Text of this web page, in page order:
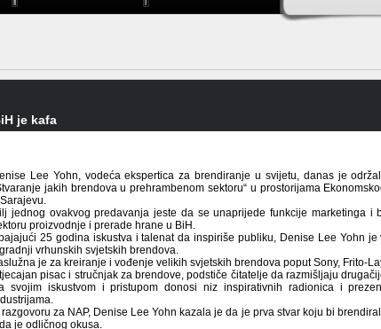
je kafa
Lee Yohn, vodeća ekspertica za brendiranje u svijetu, danas je
jakih brendova u prehrambenom sektoru“ u prostorijama
jednog ovakvog predavanja jeste da se unaprijede funkcije marketinga i
proizvodnje i prerade hrane u BiH.
25 godina iskustva i talenat da inspiriše publiku, Denise Lee Yohn je
vrhunskih svjetskih brendova.
je za kreiranje i vođenje velikih svjetskih brendova poput Sony, Frito-
pisac i stručnjak za brendove, podstiče čitatelje da razmišljaju
svojim iskustvom i pristupom donosi niz inspirativnih radionica i
razgovoru za NAP, Denise Lee Yohn kazala je da je prva stvar koju bi
je odličnog okusa.